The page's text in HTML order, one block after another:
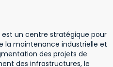
est un centre stratégique pour
la maintenance industrielle et
des projets de
des infrastructures, le